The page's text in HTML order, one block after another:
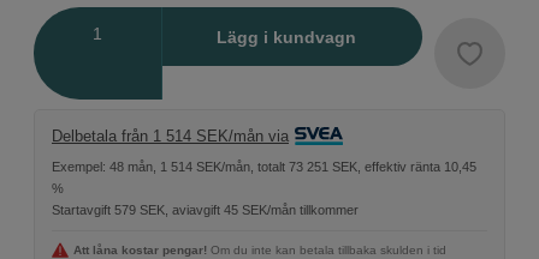
Lägg i kundvagn
Delbetala från 1 514 SEK/mån via
Exempel: 48 mån, 1 514 SEK/mån, totalt 73 251 SEK, effektiv ränta 10,45
%
Startavgift 579 SEK, aviavgift 45 SEK/mån tillkommer
Att låna kostar pengar! Om du inte kan betala tillbaka skulden i tid